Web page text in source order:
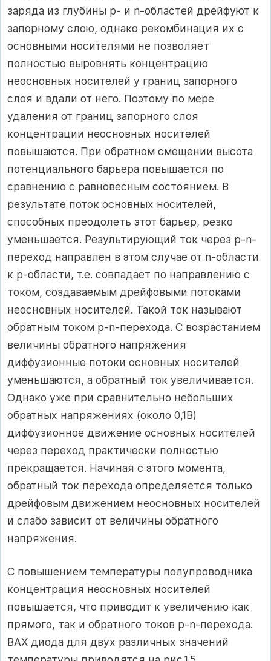
заряда из глубины p- и n-областей дрейфуют к
запорному слою, однако рекомбинация их с
основными носителями не позволяет
полностью выровнять концентрацию
неосновных носителей у границ запорного
слоя и вдали от него. Поэтому по мере
удаления от границ запорного слоя
концентрации неосновных носителей
повышаются. При обратном смещении высота
потенциального барьера повышается по
сравнению с равновесным состоянием. В
результате поток основных носителей,
способных преодолеть этот барьер, резко
уменьшается. Результирующий ток через p-n-
переход направлен в этом случае от n-области
к p-области, т.е. совпадает по направлению с
током, создаваемым дрейфовыми потоками
неосновных носителей. Такой ток называют
обратным током p-n-перехода. С возрастанием
величины обратного напряжения
диффузионные потоки основных носителей
уменьшаются, а обратный ток увеличивается.
Однако уже при сравнительно небольших
обратных напряжениях (около 0,1В)
диффузионное движение основных носителей
через переход практически полностью
прекращается. Начиная с этого момента,
обратный ток перехода определяется только
дрейфовым движением неосновных носителей
и слабо зависит от величины обратного
напряжения.
С повышением температуры полупроводника
концентрация неосновных носителей
повышается, что приводит к увеличению как
прямого, так и обратного токов p-n-перехода.
ВАХ диода для двух различных значений